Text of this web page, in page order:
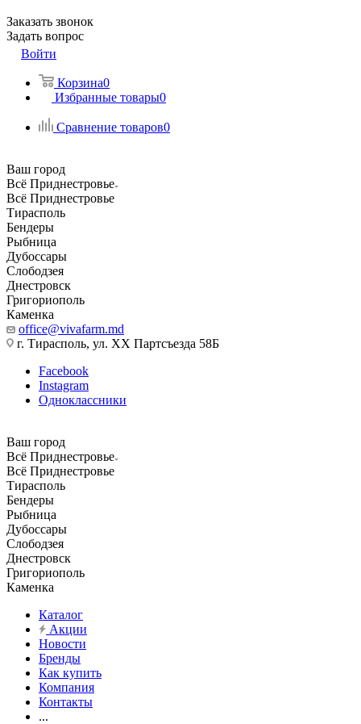
Заказать звонок
Задать вопрос
Войти
Корзина0
Избранные товары0
Сравнение товаров0
Ваш город
Всё Приднестровье
Всё Приднестровье
Тирасполь
Бендеры
Рыбница
Дубоссары
Слободзея
Днестровск
Григориополь
Каменка
office@vivafarm.md
г. Тирасполь, ул. ХХ Партсъезда 58Б
Facebook
Instagram
Одноклассники
Ваш город
Всё Приднестровье
Всё Приднестровье
Тирасполь
Бендеры
Рыбница
Дубоссары
Слободзея
Днестровск
Григориополь
Каменка
Каталог
Акции
Новости
Бренды
Как купить
Компания
Контакты
...